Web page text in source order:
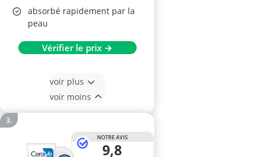
absorbé rapidement par la
peau
Vérifier le prix →
voir plus
voir moins
NOTRE AVIS
9,8